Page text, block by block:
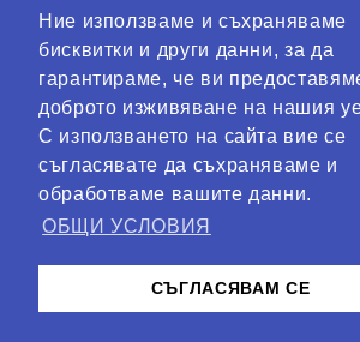
Ние използваме и съхраняваме
бисквитки и други данни, за да
гарантираме, че ви
доброто изживяване на нашия
С използването на сайта вие се
съгласявате да съхраняваме и
обработваме вашите данни.
ОБЩИ УСЛОВИЯ
СЪГЛАСЯВАМ СЕ
КУЛТУРА
ЛАЙФСТАЙЛ
ТЕХНОЛОГИИ
АНАЛИЗИ
СВЯТ
© 2023 – Сайт отKirov Invest